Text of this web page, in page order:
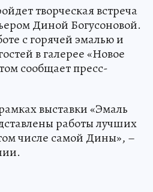
творческая встреча
Диной Богусоновой.
с горячей эмалью и
в галерее «Новое
сообщает пресс-
выставки «Эмаль
работы лучших
числе самой Дины», –